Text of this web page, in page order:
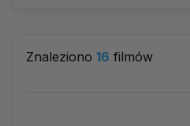
Znaleziono 16 filmów